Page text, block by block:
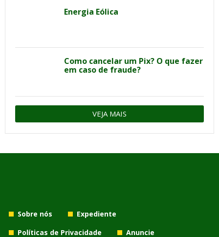
Energia Eólica
Como cancelar um Pix? O que fazer
em caso de fraude?
VEJA MAIS
Sobre nós
Expediente
Políticas de Privacidade
Anuncie